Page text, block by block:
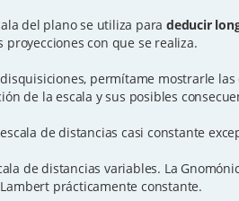
del plano se utiliza para deducir
proyecciones con que se realiza.
permítame mostrarle
de la escala y sus posibles
de distancias casi constante
de distancias variables. La
prácticamente constante.